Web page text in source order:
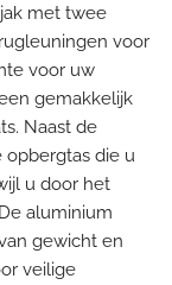
met twee
voor
voor uw
gemakkelijk
Naast de
opbergtas die u
u door het
aluminium
gewicht en
veilige